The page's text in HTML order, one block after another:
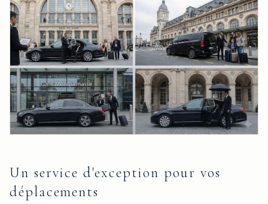
Un service d'exception pour vos
déplacements